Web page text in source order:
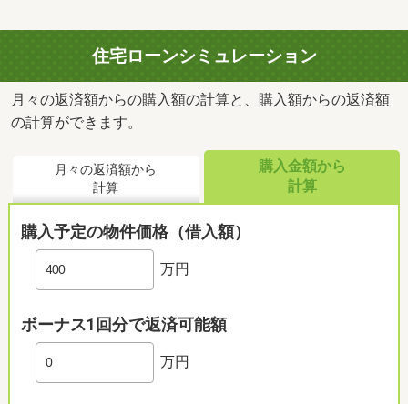
住宅ローンシミュレーション
月々の返済額からの購入額の計算と、購入額からの返済額
の計算ができます。
月々の返済額から
計算
購入金額から
計算
購入予定の物件価格（借入額）
万円
ボーナス1回分で返済可能額
万円